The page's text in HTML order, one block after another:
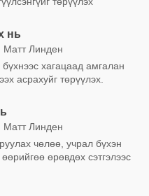
нь
Матт Линден
хагацаад амгалан
асрахуйг төрүүлэх.
Матт Линден
чөлөө, учрал бүхэн
өрөвдөх сэтгэлээс